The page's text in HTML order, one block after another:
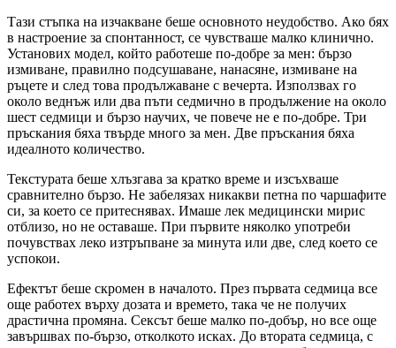
Тази стъпка на изчакване беше основното неудобство. Ако бях
в настроение за спонтанност, се чувстваше малко клинично.
Установих модел, който работеше по-добре за мен: бързо
измиване, правилно подсушаване, нанасяне, измиване на
ръцете и след това продължаване с вечерта. Използвах го
около веднъж или два пъти седмично в продължение на около
шест седмици и бързо научих, че повече не е по-добре. Три
пръскания бяха твърде много за мен. Две пръскания бяха
идеалното количество.
Текстурата беше хлъзгава за кратко време и изсъхваше
сравнително бързо. Не забелязах никакви петна по чаршафите
си, за което се притеснявах. Имаше лек медицински мирис
отблизо, но не оставаше. При първите няколко употреби
почувствах леко изтръпване за минута или две, след което се
успокои.
Ефектът беше скромен в началото. През първата седмица все
още работех върху дозата и времето, така че не получих
драстична промяна. Сексът беше малко по-добър, но все още
завършвах по-бързо, отколкото исках. До втората седмица, с